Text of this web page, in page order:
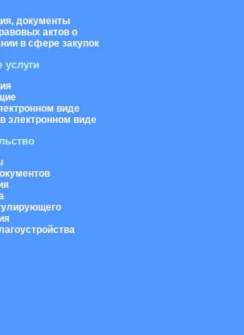
документы
актов о
в сфере закупок
виде
электронном виде